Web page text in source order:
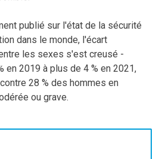
publié sur l'état de la sécurité
dans le monde, l'écart
les sexes s'est creusé -
en 2019 à plus de 4 % en 2021,
28 % des hommes en
ou grave.